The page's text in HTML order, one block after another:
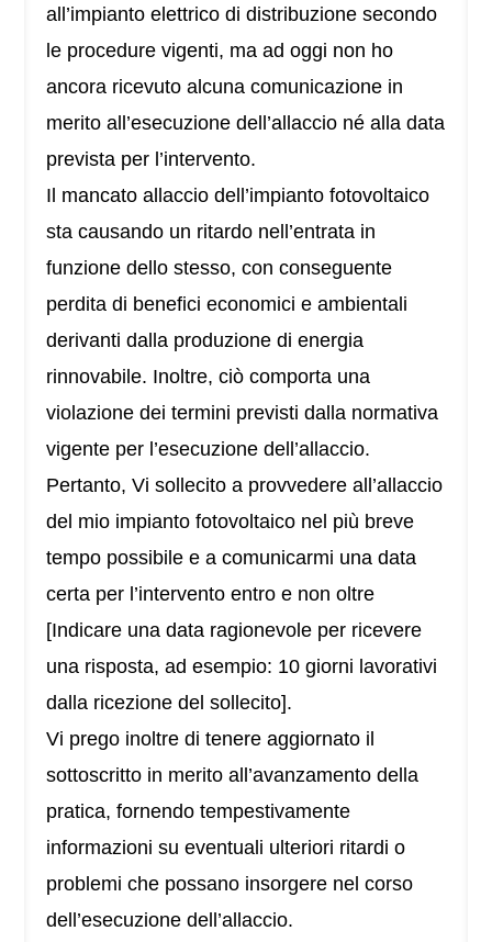
all’impianto elettrico di distribuzione secondo
le procedure vigenti, ma ad oggi non ho
ancora ricevuto alcuna comunicazione in
merito all’esecuzione dell’allaccio né alla data
prevista per l’intervento.
Il mancato allaccio dell’impianto fotovoltaico
sta causando un ritardo nell’entrata in
funzione dello stesso, con conseguente
perdita di benefici economici e ambientali
derivanti dalla produzione di energia
rinnovabile. Inoltre, ciò comporta una
violazione dei termini previsti dalla normativa
vigente per l’esecuzione dell’allaccio.
Pertanto, Vi sollecito a provvedere all’allaccio
del mio impianto fotovoltaico nel più breve
tempo possibile e a comunicarmi una data
certa per l’intervento entro e non oltre
[Indicare una data ragionevole per ricevere
una risposta, ad esempio: 10 giorni lavorativi
dalla ricezione del sollecito].
Vi prego inoltre di tenere aggiornato il
sottoscritto in merito all’avanzamento della
pratica, fornendo tempestivamente
informazioni su eventuali ulteriori ritardi o
problemi che possano insorgere nel corso
dell’esecuzione dell’allaccio.